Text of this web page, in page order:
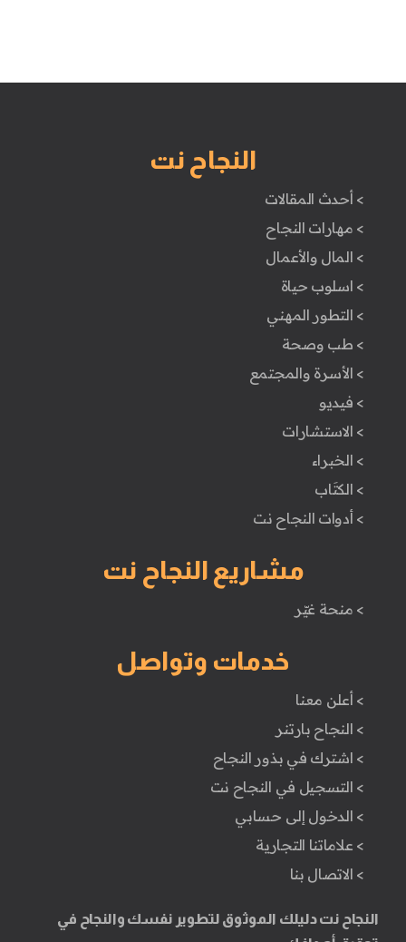
النجاح نت
> أحدث المقالات
> مهارات النجاح
> المال والأعمال
> اسلوب حياة
> التطور المهني
> طب وصحة
> الأسرة والمجتمع
> فيديو
> الاستشارات
> الخبراء
> الكتَاب
> أدوات النجاح نت
مشاريع النجاح نت
> منحة غيّر
خدمات وتواصل
> أعلن معنا
> النجاح بارتنر
> اشترك في بذور النجاح
> التسجيل في النجاح نت
> الدخول إلى حسابي
> علاماتنا التجارية
> الاتصال بنا
النجاح نت دليلك الموثوق لتطوير نفسك والنجاح في